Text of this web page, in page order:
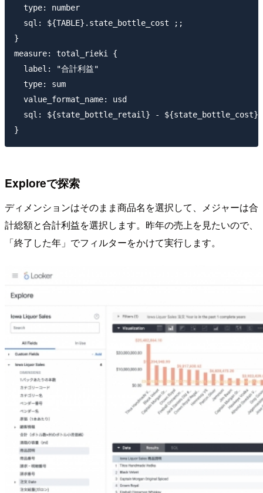
  type: number
  sql: ${TABLE}.state_bottle_cost ;;
}
measure: total_rieki {
  label: "合計利益"
  type: sum
  value_format_name: usd
sql: ${state_bottle_retail} - ${state_bottle_cost}
Exploreで探索
ディメンションはそのまま商品名を選択して、メジャーは合
計総額と合計利益を選択します。昨年の売上を見たいので、
「終了した年」でフィルターをかけて実行します。